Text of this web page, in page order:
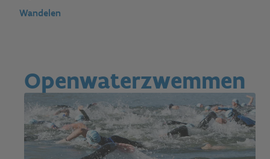
Wandelen
Openwaterzwemmen